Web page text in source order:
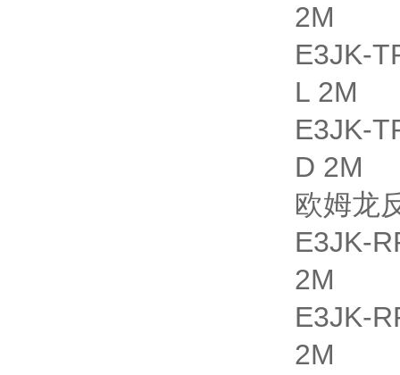
2M
L 2M
D 2M
欧姆龙
2M
2M